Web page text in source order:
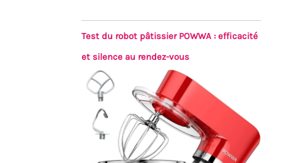
Test du robot pâtissier POWWA : efficacité
et silence au rendez-vous